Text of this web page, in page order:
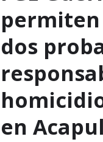
dos
en